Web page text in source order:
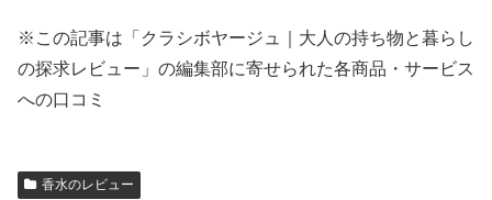
※この記事は「クラシボヤージュ｜大人の持ち物と暮らし
の探求レビュー」の編集部に寄せられた各商品・サービス
への口コミ
香水のレビュー